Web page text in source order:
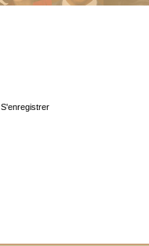
S'enregistrer